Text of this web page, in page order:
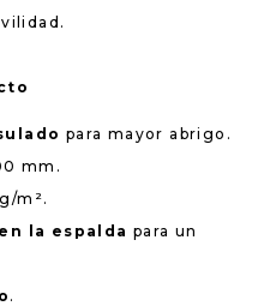
para mayor abrigo.
mm.
m².
la espalda para un
.